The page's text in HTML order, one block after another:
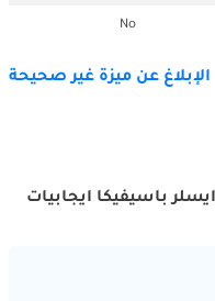
No
الإبلاغ عن ميزة غير صحيحة
باسيفيكا ايجابيات